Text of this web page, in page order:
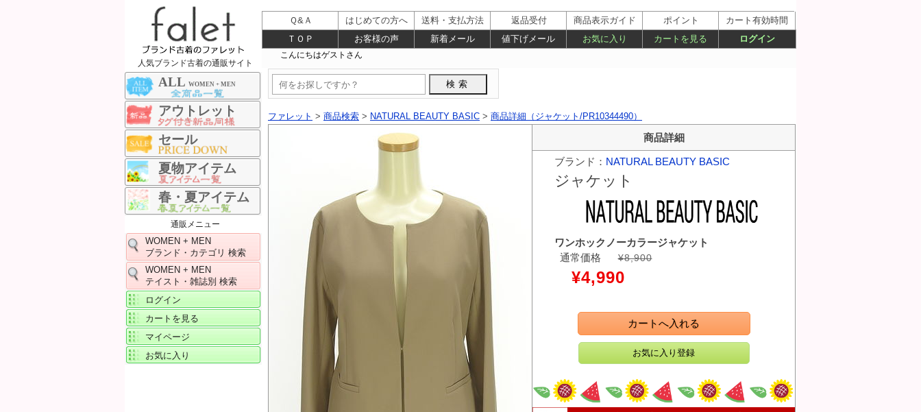
人気ブランド古着の通販サイト
ALL WOMEN + MEN
アウトレット
セール
夏物アイテム
春・夏アイテム
通販メニュー
WOMEN + MEN
ブランド・カテゴリ 検索
WOMEN + MEN
テイスト・雑誌別 検索
ログイン
カートを見る
マイページ
お気に入り
ファレット > 商品検索 > NATURAL BEAUTY BASIC > 商品詳細（ジャケット/PR10344490）
商品詳細
ブランド： NATURAL BEAUTY BASIC
ジャケット
ワンホックノーカラージャケット
通常価格
¥8,900
¥4,990
カートへ入れる
Ｑ&Ａ はじめての方へ 送料・支払方法 返品受付 商品表示ガイド ポイント
カート有効時間
ＴＯＰ
お客様の声 新着メール 値下げメール お気に入り カートを見る ログイン